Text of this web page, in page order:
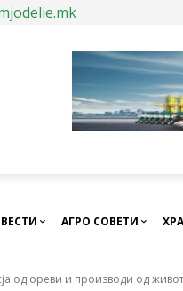
АГРО СОВЕТИ
од ореви и производи од